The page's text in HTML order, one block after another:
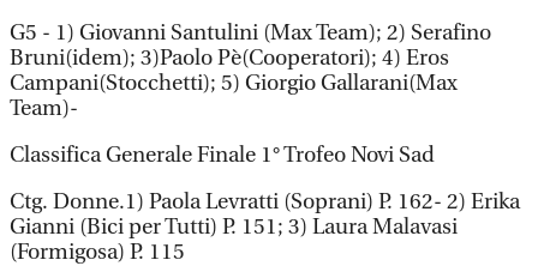
G5 - 1) Giovanni Santulini (Max Team); 2) Serafino
Bruni(idem); 3)Paolo Pè(Cooperatori); 4) Eros
Campani(Stocchetti); 5) Giorgio Gallarani(Max
Team)-
Classifica Generale Finale 1° Trofeo Novi Sad
Ctg. Donne.1) Paola Levratti (Soprani) P. 162- 2) Erika
Gianni (Bici per Tutti) P. 151; 3) Laura Malavasi
(Formigosa) P. 115